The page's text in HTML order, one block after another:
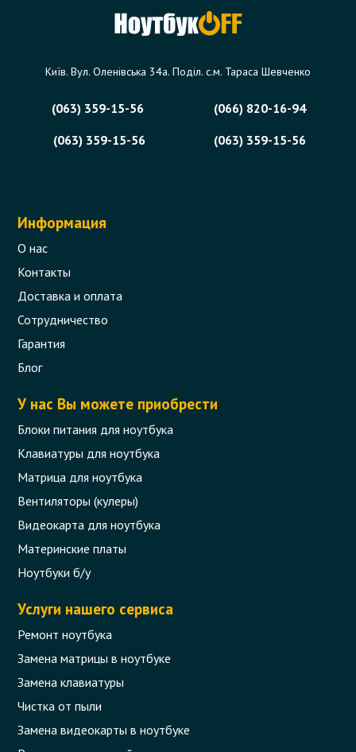
Київ. Вул. Оленівська 34а. Поділ. с.м. Тараса Шевченко
(063) 359-15-56
(066) 820-16-94
(063) 359-15-56
(063) 359-15-56
Информация
О нас
Контакты
Доставка и оплата
Сотрудничество
Гарантия
Блог
У нас Вы можете приобрести
Блоки питания для ноутбука
Клавиатуры для ноутбука
Матрица для ноутбука
Вентиляторы (кулеры)
Видеокарта для ноутбука
Материнские платы
Ноутбуки б/у
Услуги нашего сервиса
Ремонт ноутбука
Замена матрицы в ноутбуке
Замена клавиатуры
Чистка от пыли
Замена видеокарты в ноутбуке